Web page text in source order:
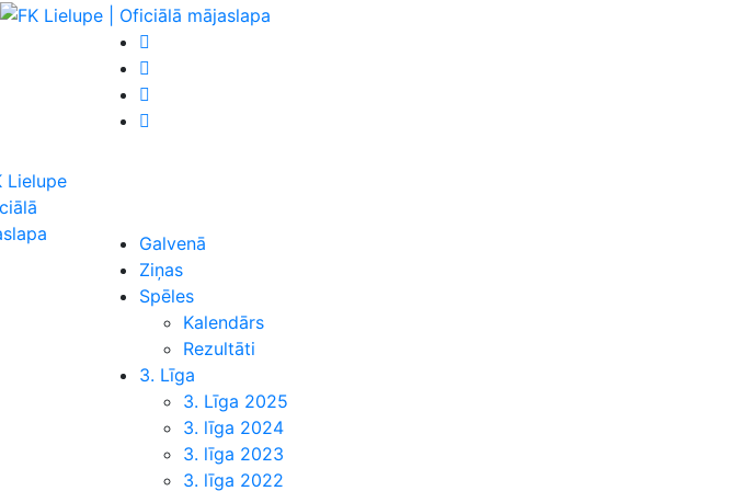
Galvenā
Ziņas
Spēles
Kalendārs
Rezultāti
3. Līga
3. Līga 2025
3. līga 2024
3. līga 2023
3. līga 2022